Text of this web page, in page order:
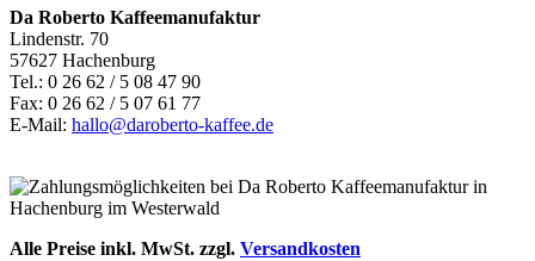
Da Roberto Kaffeemanufaktur
Lindenstr. 70
57627 Hachenburg
Tel.: 0 26 62 / 5 08 47 90
Fax: 0 26 62 / 5 07 61 77
E-Mail: hallo@daroberto-kaffee.de
Alle Preise inkl. MwSt. zzgl. Versandkosten